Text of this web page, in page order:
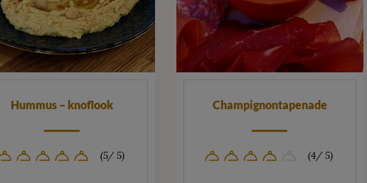
Hummus – knoflook
(5/ 5)
Champignontapenade
(4/ 5)